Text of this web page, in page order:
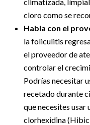
cloro como se
Habla con el
la foliculitis
el proveedor de
controlar el
Podrías necesitar
recetado durante
que necesites
clorhexidina